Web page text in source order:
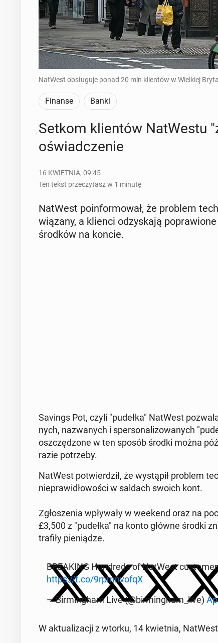
NatWest obsługuje ponad 20 mln klientów w Wielkiej
Finanse Banki
Setkom klien­tów Na­tWe­stu
oświad­cze­nie
16 KWIETNIA, 09:45
Ten tekst przeczytasz w 1 minutę
NatWest po­in­for­mo­wał, że problem
wią­za­ny, a klienci od­zy­ska­ją
środków na koncie.
Savings Pot, czyli "pudełka" NatWest
nych, na­zwa­nych i sper­so­na­li­zo­wa­nych
osz­czę­dzo­ne w ten sposób środki można
razie po­trze­by.
NatWest po­twier­dził, że wy­stą­pił problem
nie­pra­wi­dło­wo­ści w saldach swoich kont.
Zgło­sze­nia wpły­wa­ły w weekend oraz na
£3,500 z "pudełka" na konto główne środki
trafiły pie­nią­dze.
BRE­AKING Hun­dreds of NatWest
https://t.co/9rpm­nvo­fqX
— Bir­ming­ham Live (@bir­ming­ham_live)
W ak­tu­ali­za­cji z wtorku, 14 kwiet­nia,